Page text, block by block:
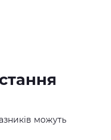
можуть